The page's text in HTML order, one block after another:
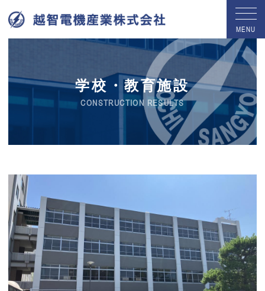
MENU
学校・教育施設
CONSTRUCTION RESULTS